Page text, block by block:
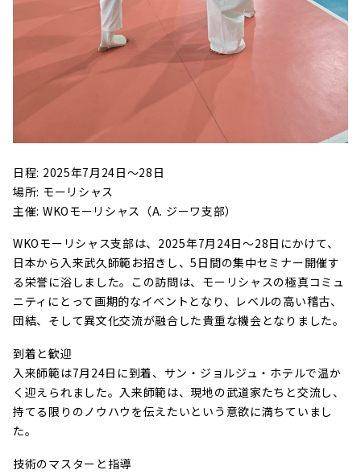
日程: 2025年7月24日～28日
場所: モーリシャス
主催: WKOモーリシャス（A. ジーワ支部）
WKOモーリシャス支部は、2025年7月24日～28日にかけて、
日本から入来武久師範お招きし、5日間の集中セミナー開催す
る栄誉に浴しました。この訪問は、モーリシャスの極真コミュ
ニティにとって画期的なイベントとなり、レベルの高い稽古、
団結、そして異文化交流が融合した貴重な機会となりました。
到着と歓迎
入来師範は7月24日に到着、サン・ジョルジュ・ホテルで温か
く迎えられました。入来師範は、現地の武道家たちと交流し、
持てる限りのノウハウを伝えたいという意欲に満ちていまし
た。
技術のマスターと指導